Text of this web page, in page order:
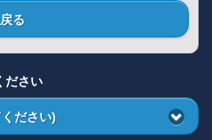
戻る
ださい
ださい)